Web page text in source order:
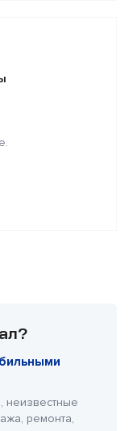
неизвестные
ремонта,